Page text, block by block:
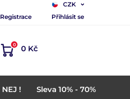
CZK
Registrace Přihlásit se
0 0 Kč
NEJ ! Sleva 10% - 70%